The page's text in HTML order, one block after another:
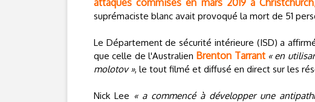
attaques commises en mars 2019 à
suprémaciste blanc avait provoqué la mort de 51
Le Département de sécurité intérieure (ISD) a
que celle de l'Australien Brenton Tarrant « en
molotov », le tout filmé et diffusé en direct sur les
Nick Lee « a commencé à développer une